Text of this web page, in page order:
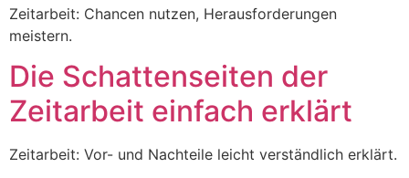
Zeitarbeit: Chancen nutzen, Herausforderungen
meistern.
Die Schattenseiten der
Zeitarbeit einfach erklärt
Zeitarbeit: Vor- und Nachteile leicht verständlich erklärt.